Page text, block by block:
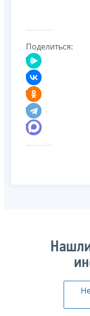
Поделиться: